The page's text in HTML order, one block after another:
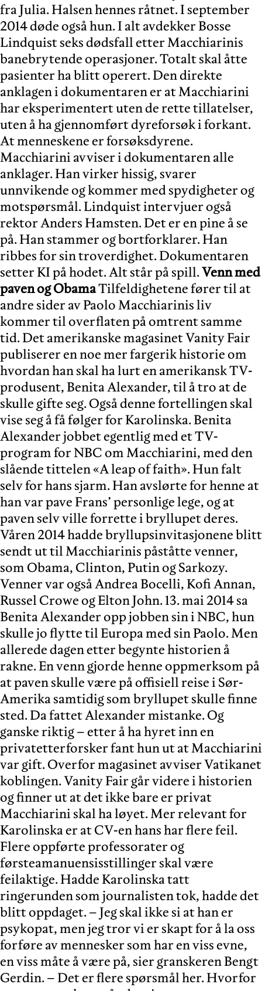
fra Julia. Halsen hennes råtnet. I september
2014 døde også hun. I alt avdekker Bosse
Lindquist seks dødsfall etter Macchiarinis
banebrytende operasjoner. Totalt skal åtte
pasienter ha blitt operert. Den direkte
anklagen i dokumentaren er at Macchiarini
har eksperimentert uten de rette tillatelser,
uten å ha gjennomført dyreforsøk i forkant.
At menneskene er forsøksdyrene.
Macchiarini avviser i dokumentaren alle
anklager. Han virker hissig, svarer
unnvikende og kommer med spydigheter og
motspørsmål. Lindquist intervjuer også
rektor Anders Hamsten. Det er en pine å se
på. Han stammer og bortforklarer. Han
ribbes for sin troverdighet. Dokumentaren
setter KI på hodet. Alt står på spill.Venn med
paven og ObamaTilfeldighetene fører til at
andre sider av Paolo Macchiarinis liv
kommer til overflaten på omtrent samme
tid. Det amerikanske magasinet Vanity Fair
publiserer en noe mer fargerik historie om
hvordan han skal ha lurt en amerikansk TV-
produsent, Benita Alexander, til å tro at de
skulle gifte seg. Også denne fortellingen skal
vise seg å få følger for Karolinska. Benita
Alexander jobbet egentlig med et TV-
program for NBC om Macchiarini, med den
slående tittelen «A leap of faith». Hun falt
selv for hans sjarm. Han avslørte for henne at
han var pave Frans’ personlige lege, og at
paven selv ville forrette i bryllupet deres.
Våren 2014 hadde bryllupsinvitasjonene blitt
sendt ut til Macchiarinis påståtte venner,
som Obama, Clinton, Putin og Sarkozy.
Venner var også Andrea Bocelli, Kofi Annan,
Russel Crowe og Elton John. 13. mai 2014 sa
Benita Alexander opp jobben sin i NBC, hun
skulle jo flytte til Europa med sin Paolo. Men
allerede dagen etter begynte historien å
rakne. En venn gjorde henne oppmerksom på
at paven skulle være på offisiell reise i Sør-
Amerika samtidig som bryllupet skulle finne
sted. Da fattet Alexander mistanke. Og
ganske riktig – etter å ha hyret inn en
privatetterforsker fant hun ut at Macchiarini
var gift. Overfor magasinet avviser Vatikanet
koblingen. Vanity Fair går videre i historien
og finner ut at det ikke bare er privat
Macchiarini skal ha løyet. Mer relevant for
Karolinska er at CV-en hans har flere feil.
Flere oppførte professorater og
førsteamanuensisstillinger skal være
feilaktige. Hadde Karolinska tatt
ringerunden som journalisten tok, hadde det
blitt oppdaget. – Jeg skal ikke si at han er
psykopat, men jeg tror vi er skapt for å la oss
forføre av mennesker som har en viss evne,
en viss måte å være på, sier granskeren Bengt
Gerdin. – Det er flere spørsmål her. Hvorfor